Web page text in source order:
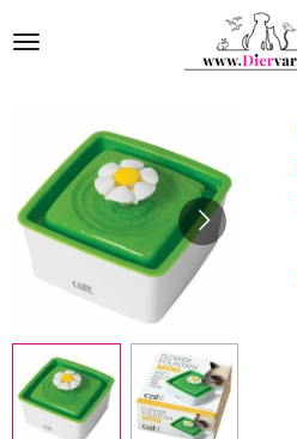
direct
hoofdinhoud